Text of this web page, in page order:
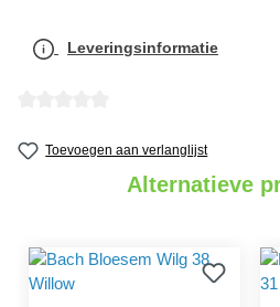
Leveringsinformatie
Toevoegen aan verlanglijst
Alternatieve